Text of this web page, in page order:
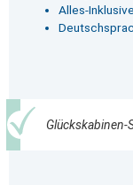
Alles-
Glückskabinen-